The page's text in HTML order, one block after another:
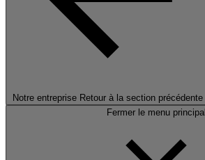
Notre entreprise Retour à la section précédente
Fermer le menu principal